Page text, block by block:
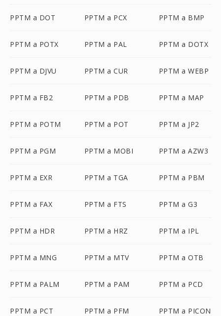
PPTM a DOT PPTM a PCX PPTM a BMP
PPTM a POTX PPTM a PAL PPTM a DOTX
PPTM a DJVU PPTM a CUR PPTM a WEBP
PPTM a FB2 PPTM a PDB PPTM a MAP
PPTM a POTM PPTM a POT PPTM a JP2
PPTM a PGM PPTM a MOBI PPTM a AZW3
PPTM a EXR PPTM a TGA PPTM a PBM
PPTM a FAX PPTM a FTS PPTM a G3
PPTM a HDR PPTM a HRZ PPTM a IPL
PPTM a MNG PPTM a MTV PPTM a OTB
PPTM a PALM PPTM a PAM PPTM a PCD
PPTM a PCT PPTM a PFM PPTM a PICON